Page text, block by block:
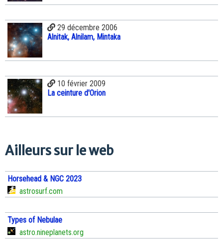
29 décembre 2006
Alnitak, Alnilam, Mintaka
10 février 2009
La ceinture d'Orion
Ailleurs sur le web
Horsehead & NGC 2023
astrosurf.com
Types of Nebulae
astro.nineplanets.org